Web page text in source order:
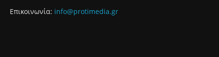
Επικοινωνία: info@protimedia.gr